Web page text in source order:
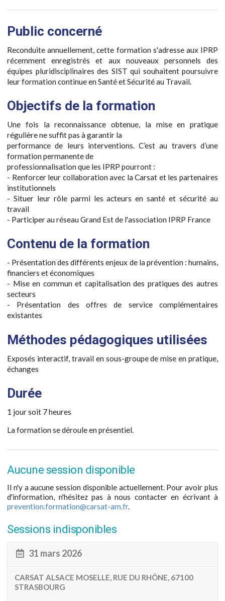
Public concerné
Reconduite annuellement, cette formation s'adresse aux IPRP
récemment enregistrés et aux nouveaux personnels des
équipes pluridisciplinaires des SIST qui souhaitent poursuivre
leur formation continue en Santé et Sécurité au Travail.
Objectifs de la formation
Une fois la reconnaissance obtenue, la mise en pratique
régulière ne suffit pas à garantir la
performance de leurs interventions. C’est au travers d’une
formation permanente de
professionnalisation que les IPRP pourront :
- Renforcer leur collaboration avec la Carsat et les partenaires
institutionnels
- Situer leur rôle parmi les acteurs en santé et sécurité au
travail
- Participer au réseau Grand Est de l'association IPRP France
Contenu de la formation
- Présentation des différents enjeux de la prévention : humains,
financiers et économiques
- Mise en commun et capitalisation des pratiques des autres
secteurs
- Présentation des offres de service complémentaires
existantes
Méthodes pédagogiques utilisées
Exposés interactif, travail en sous-groupe de mise en pratique,
échanges
Durée
1 jour soit 7 heures
La formation se déroule en présentiel.
Aucune session disponible
Il n'y a aucune session disponible actuellement. Pour avoir plus
d'information, n'hésitez pas à nous contacter en écrivant à
prevention.formation@carsat-am.fr.
Sessions indisponibles
31 mars 2026
CARSAT ALSACE MOSELLE, RUE DU RHÔNE, 67100
STRASBOURG